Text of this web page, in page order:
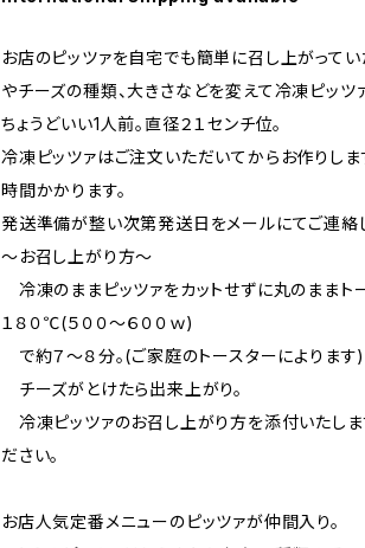
お店のピッツァを自宅でも簡単に召し上がって
やチーズの種類、大きさなどを変えて冷凍ピッツ
ちょうどいい1人前。直径２１センチ位。
冷凍ピッツァはご注文いただいてからお作りし
時間かかります。
発送準備が整い次第発送日をメールにてご連絡
～お召し上がり方～
冷凍のままピッツァをカットせずに丸のままト
１８０℃(５００～６００ｗ)
で約７～８分。(ご家庭のトースターによります)
チーズがとけたら出来上がり。
冷凍ピッツァのお召し上がり方を添付いたしま
ださい。
お店人気定番メニューのピッツァが仲間入り。